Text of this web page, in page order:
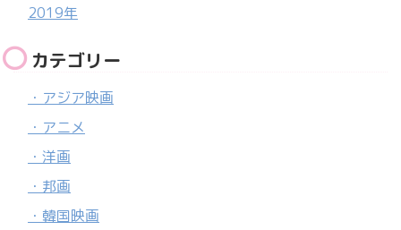
2019年
カテゴリー
・アジア映画
・アニメ
・洋画
・邦画
・韓国映画